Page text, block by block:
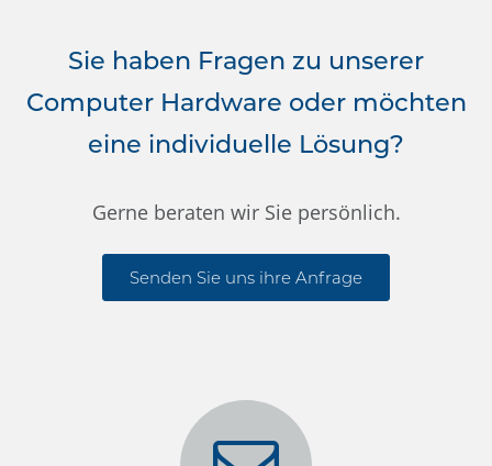
Sie haben Fragen zu unserer
Computer Hardware oder möchten
eine individuelle Lösung?
Gerne beraten wir Sie persönlich.
Senden Sie uns ihre Anfrage